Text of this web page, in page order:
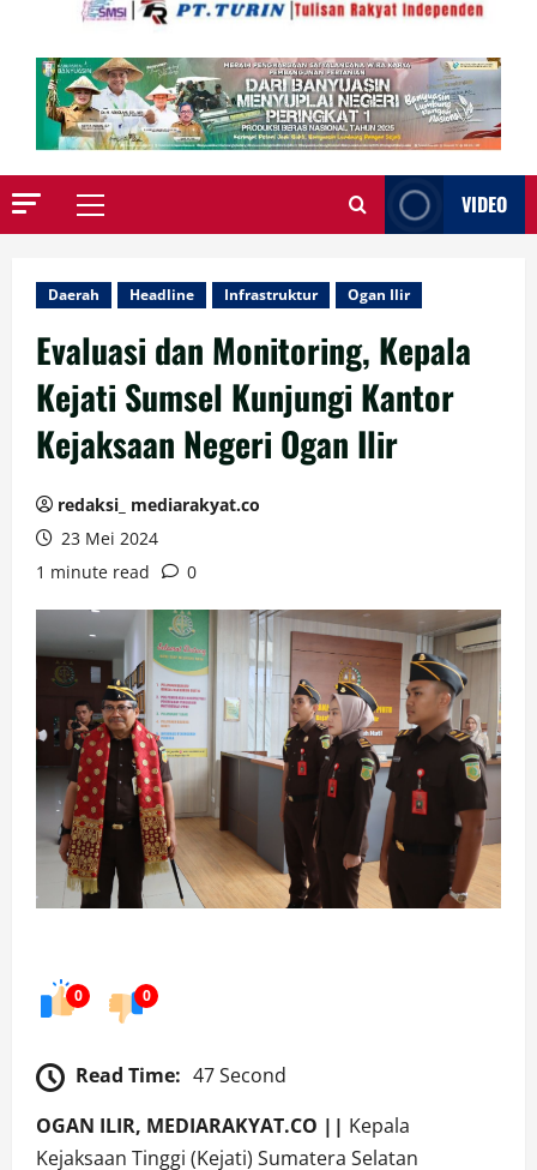
Primary
VIDEO
Daerah Headline Infrastruktur Ogan Ilir
Evaluasi dan Monitoring, Kepala
Kejati Sumsel Kunjungi Kantor
Kejaksaan Negeri Ogan Ilir
redaksi_ mediarakyat.co
23 Mei 2024
1 minute read
0
0 0
Read Time: 47 Second
OGAN ILIR, MEDIARAKYAT.CO || Kepala
Kejaksaan Tinggi (Kejati) Sumatera Selatan